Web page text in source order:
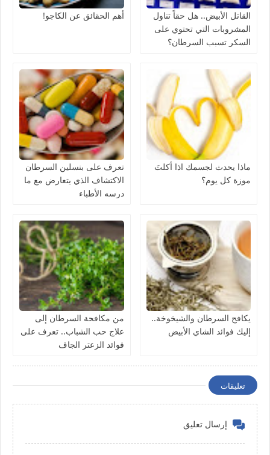
القاتل الأبيض.. هل حقاً تناول
المشروبات التي تحتوي على
السكر تسبب السرطان؟
أهم الحقائق عن الكاجو!
ماذا يحدث لجسمك اذا أكلتَ
موزة كل يوم؟
تعرف على بنسلين السرطان
الاكتشاف الذي يتعارض مع ما
درسه الأطباء
يكافح السرطان والشيخوخة..
إليك فوائد الشاي الأبيض
من مكافحة السرطان إلى
علاج حب الشباب.. تعرف على
فوائد الزعتر الجاف
تعليقات
إرسال تعليق